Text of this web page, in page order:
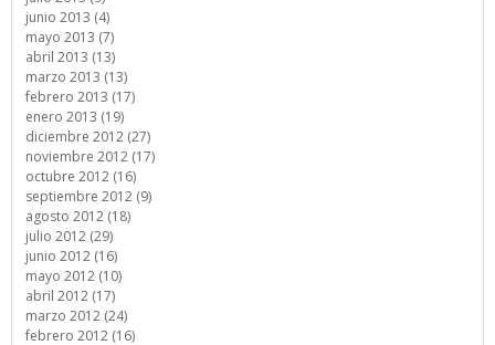
junio 2013 (4)
mayo 2013 (7)
abril 2013 (13)
marzo 2013 (13)
febrero 2013 (17)
enero 2013 (19)
diciembre 2012 (27)
noviembre 2012 (17)
octubre 2012 (16)
septiembre 2012 (9)
agosto 2012 (18)
julio 2012 (29)
junio 2012 (16)
mayo 2012 (10)
abril 2012 (17)
marzo 2012 (24)
febrero 2012 (16)